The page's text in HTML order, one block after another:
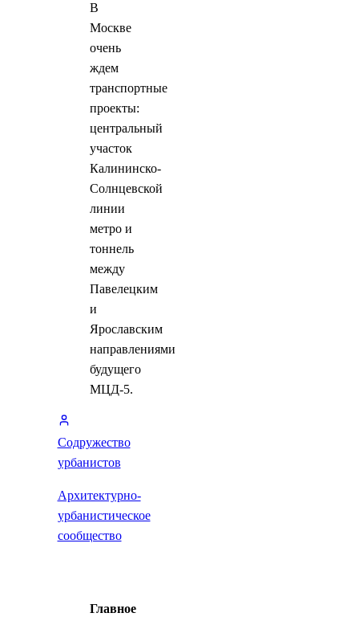
В
Москве
очень
ждем
транспортные
проекты:
центральный
участок
Калининско-
Солнцевской
линии
метро и
тоннель
между
Павелецким
и
Ярославским
направлениями
будущего
МЦД-5.
Содружество
урбанистов
Архитектурно-
урбанистическое
сообщество
Главное